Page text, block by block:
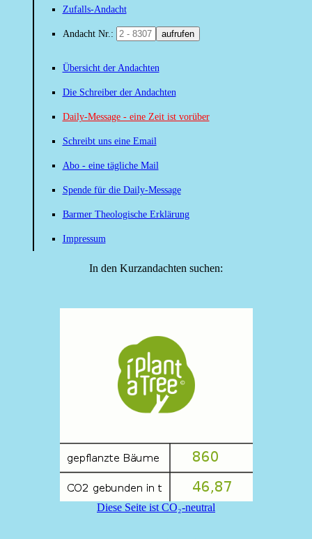
Zufalls-Andacht
Andacht Nr.: aufrufen
Übersicht der Andachten
Die Schreiber der Andachten
Daily-Message - eine Zeit ist vorüber
Schreibt uns eine Email
Abo - eine tägliche Mail
Spende für die Daily-Message
Barmer Theologische Erklärung
Impressum
In den Kurzandachten suchen:
Diese Seite ist CO₂-neutral